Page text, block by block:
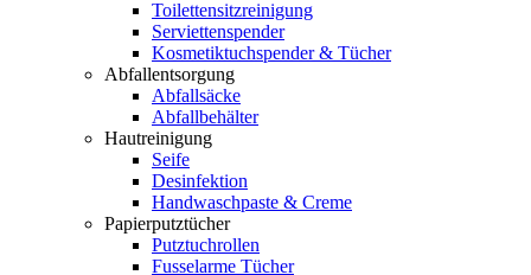
Toilettensitzreinigung
Serviettenspender
Kosmetiktuchspender & Tücher
Abfallentsorgung
Abfallsäcke
Abfallbehälter
Hautreinigung
Seife
Desinfektion
Handwaschpaste & Creme
Papierputztücher
Putztuchrollen
Fusselarme Tücher